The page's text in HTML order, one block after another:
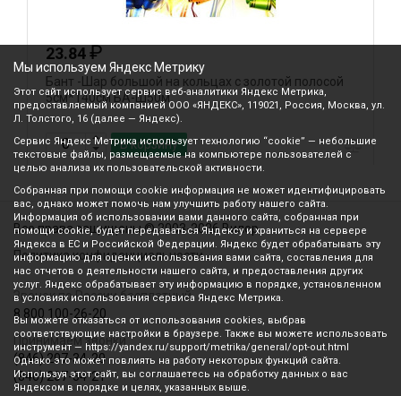
23.84₽
Бант -Шар большой на кольцах с золотой полосой
5см*140см БА-Ш50м
В корзину
Все права защищены © 2003-2026 Вилор
Политика конфиденциальности
Звонок по России бесплатный
8 800 100-26-20
Принимаем звонки
(846) 207-34-20
(846) 207-34-21
Мы используем Яндекс Метрику
Этот сайт использует сервис веб-аналитики Яндекс Метрика,
предоставляемый компанией ООО «ЯНДЕКС», 119021, Россия, Москва, ул.
Л. Толстого, 16 (далее — Яндекс).
Сервис Яндекс Метрика использует технологию “cookie” — небольшие
текстовые файлы, размещаемые на компьютере пользователей с
целью анализа их пользовательской активности.
Собранная при помощи cookie информация не может идентифицировать
вас, однако может помочь нам улучшить работу нашего сайта.
Информация об использовании вами данного сайта, собранная при
помощи cookie, будет передаваться Яндексу и храниться на сервере
Яндекса в ЕС и Российской Федерации. Яндекс будет обрабатывать эту
информацию для оценки использования вами сайта, составления для
нас отчетов о деятельности нашего сайта, и предоставления других
услуг. Яндекс обрабатывает эту информацию в порядке, установленном
в условиях использования сервиса Яндекс Метрика.
Вы можете отказаться от использования cookies, выбрав
соответствующие настройки в браузере. Также вы можете использовать
инструмент — https://yandex.ru/support/metrika/general/opt-out.html
Однако это может повлиять на работу некоторых функций сайта.
Используя этот сайт, вы соглашаетесь на обработку данных о вас
Яндексом в порядке и целях, указанных выше.